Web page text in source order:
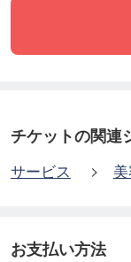
✔︎せっかく受け
チケットの関連
サービス
お支払い方法